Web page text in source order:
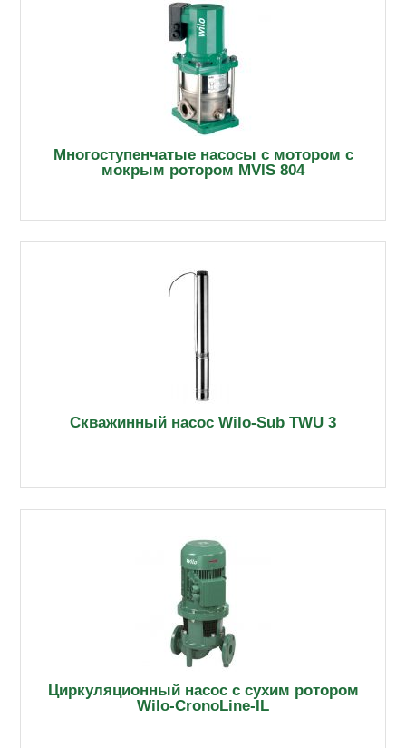
Многоступенчатые насосы с мотором с
мокрым ротором MVIS 804
Скважинный насос Wilo-Sub TWU 3
Циркуляционный насос с сухим ротором
Wilo-CronoLine-IL